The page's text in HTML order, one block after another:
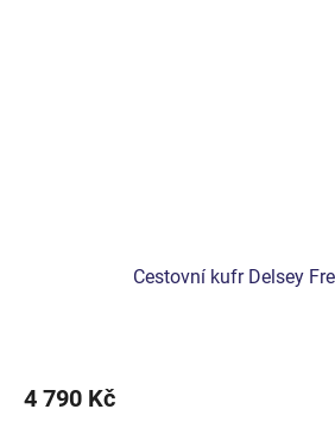
Cestovní kufr Delsey
4 790 Kč